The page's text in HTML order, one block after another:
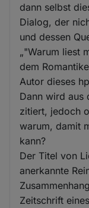
dann selbst
Dialog, der
und dessen
„"Warum liest
dem
Autor dieses
Dann wird aus
zitiert, jedoch
warum, damit
kann?
Der Titel von
anerkannte
Zeitschrift